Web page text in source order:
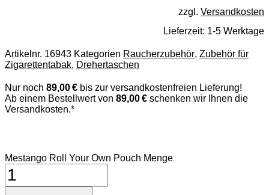
zzgl. Versandkosten
Lieferzeit: 1-5 Werktage
Artikelnr. 16943 Kategorien Raucherzubehör, Zubehör für
Zigarettentabak, Drehertaschen
Nur noch 89,00 € bis zur versandkostenfreien Lieferung!
Ab einem Bestellwert von 89,00 € schenken wir Ihnen die
Versandkosten.*
Mestango Roll Your Own Pouch Menge